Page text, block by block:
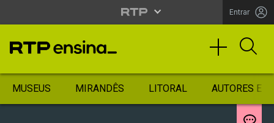
Entrar
MUSEUS MIRANDÊS LITORAL AUTORES